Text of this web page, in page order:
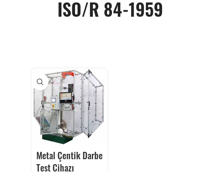
ISO/R 84-1959
Metal Çentik Darbe
Test Cihazı